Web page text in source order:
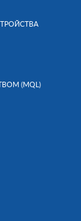
(MQL)